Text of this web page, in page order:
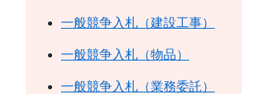
一般競争入札（建設工事）
一般競争入札（物品）
一般競争入札（業務委託）